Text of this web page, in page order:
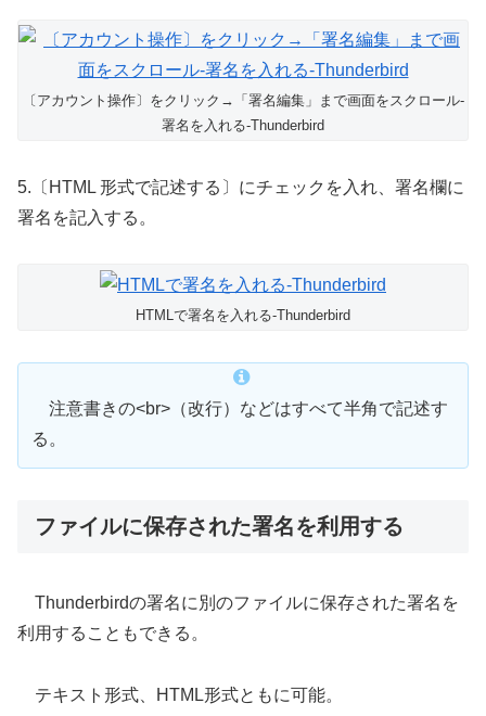
〔アカウント操作〕をクリック→「署名編集」まで画面をスクロール-
署名を入れる-Thunderbird
5.〔HTML 形式で記述する〕にチェックを入れ、署名欄に
署名を記入する。
HTMLで署名を入れる-Thunderbird
注意書きの<br>（改行）などはすべて半角で記述す
る。
ファイルに保存された署名を利用する
Thunderbirdの署名に別のファイルに保存された署名を
利用することもできる。
テキスト形式、HTML形式ともに可能。